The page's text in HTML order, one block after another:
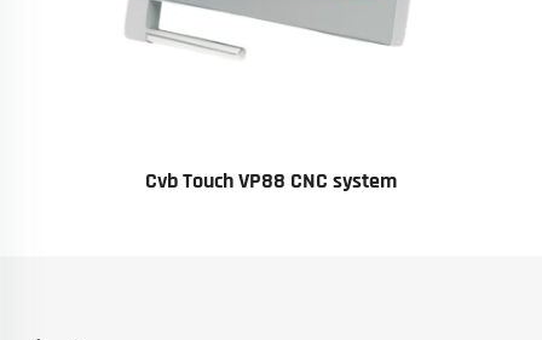
Cvb Touch VP88 CNC system